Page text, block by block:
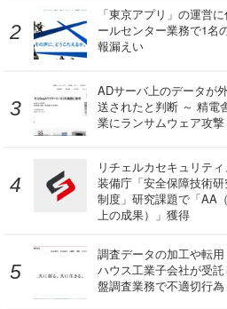
「東京アプリ」の運営
ールセンター業務で1名
報漏えい
ADサーバ上のデータが
送されたと判断 ～ 精電
業にランサムウェア攻撃
リチェルカセキュリテ
装備庁「安全保障技術研
制度」研究課題で「AA
上の成果）」獲得
調査データの加工や転
ハウス工業子会社が受
盤調査業務で不適切行為